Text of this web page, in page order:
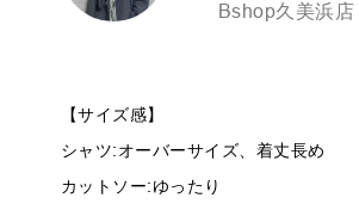
Bshop久美浜店
【サイズ感】
シャツ:オーバーサイズ、着丈長め
カットソー:ゆったり